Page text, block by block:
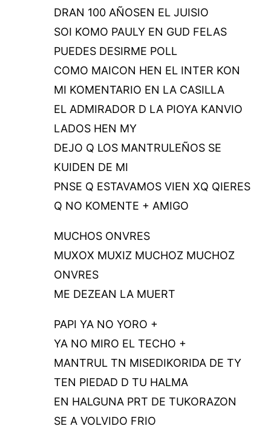
DRAN 100 AÑOSEN EL JUISIO
SOI KOMO PAULY EN GUD FELAS
PUEDES DESIRME POLL
COMO MAICON HEN EL INTER KON
MI KOMENTARIO EN LA CASILLA
EL ADMIRADOR D LA PIOYA KANVIO
LADOS HEN MY
DEJO Q LOS MANTRULEÑOS SE
KUIDEN DE MI
PNSE Q ESTAVAMOS VIEN XQ QIERES
Q NO KOMENTE + AMIGO
MUCHOS ONVRES
MUXOX MUXIZ MUCHOZ MUCHOZ
ONVRES
ME DEZEAN LA MUERT
PAPI YA NO YORO +
YA NO MIRO EL TECHO +
MANTRUL TN MISEDIKORIDA DE TY
TEN PIEDAD D TU HALMA
EN HALGUNA PRT DE TUKORAZON
SE A VOLVIDO FRIO